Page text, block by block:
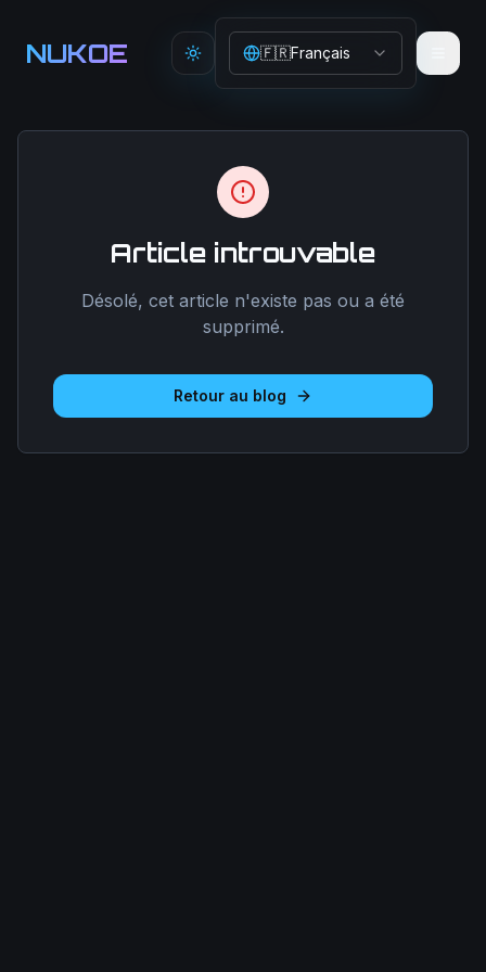
NUKOE Toggle theme
🇫🇷Français
Article introuvable
Désolé, cet article n'existe pas ou a été
supprimé.
Retour au blog